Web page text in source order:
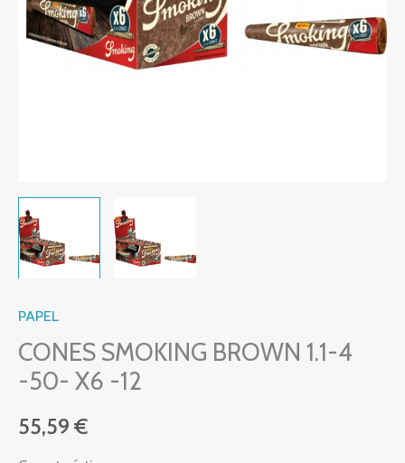
PAPEL
CONES SMOKING BROWN 1.1-4
-50- X6 -12
55,59 €